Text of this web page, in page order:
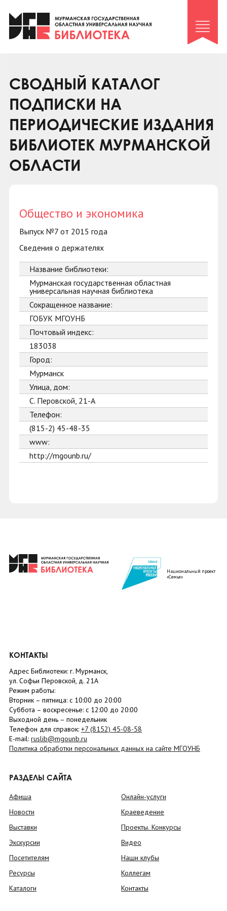
Клуб «Гиря и сельдерей»
Клуб «Семейный архив»
Коллегам
Контакты
СВОДНЫЙ КАТАЛОГ
ПОДПИСКИ НА
ПЕРИОДИЧЕСКИЕ ИЗДАНИЯ
БИБЛИОТЕК МУРМАНСКОЙ
ОБЛАСТИ
Общество и экономика
Выпуск №7 от 2015 года
Сведения о держателях
Название библиотеки:
Мурманская государственная областная
универсальная научная библиотека
Сокращенное название:
ГОБУК МГОУНБ
Почтовый индекс:
183038
Город:
Мурманск
Улица, дом:
С. Перовской, 21-А
Телефон:
(815-2) 45-48-35
www:
http://mgounb.ru/
Национальный проект
«Семья»
КОНТАКТЫ
Адрес Библиотеки: г. Мурманск,
ул. Софьи Перовской, д. 21А
Режим работы:
Вторник – пятница: с 10:00 до 20:00
Суббота – воскресенье: c 12:00 до 20:00
Выходной день – понедельник
Телефон для справок: +7 (8152) 45-08-58
E-mail: ruslib@mgounb.ru
Политика обработки персональных данных на сайте МГОУНБ
РАЗДЕЛЫ САЙТА
Афиша
Новости
Выставки
Экскурсии
Посетителям
Ресурсы
Каталоги
Онлайн-услуги
Краеведение
Проекты. Конкурсы
Видео
Наши клубы
Коллегам
Контакты